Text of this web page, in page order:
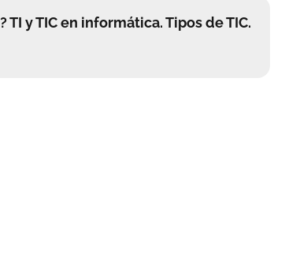
y TIC en informática. Tipos de TIC.